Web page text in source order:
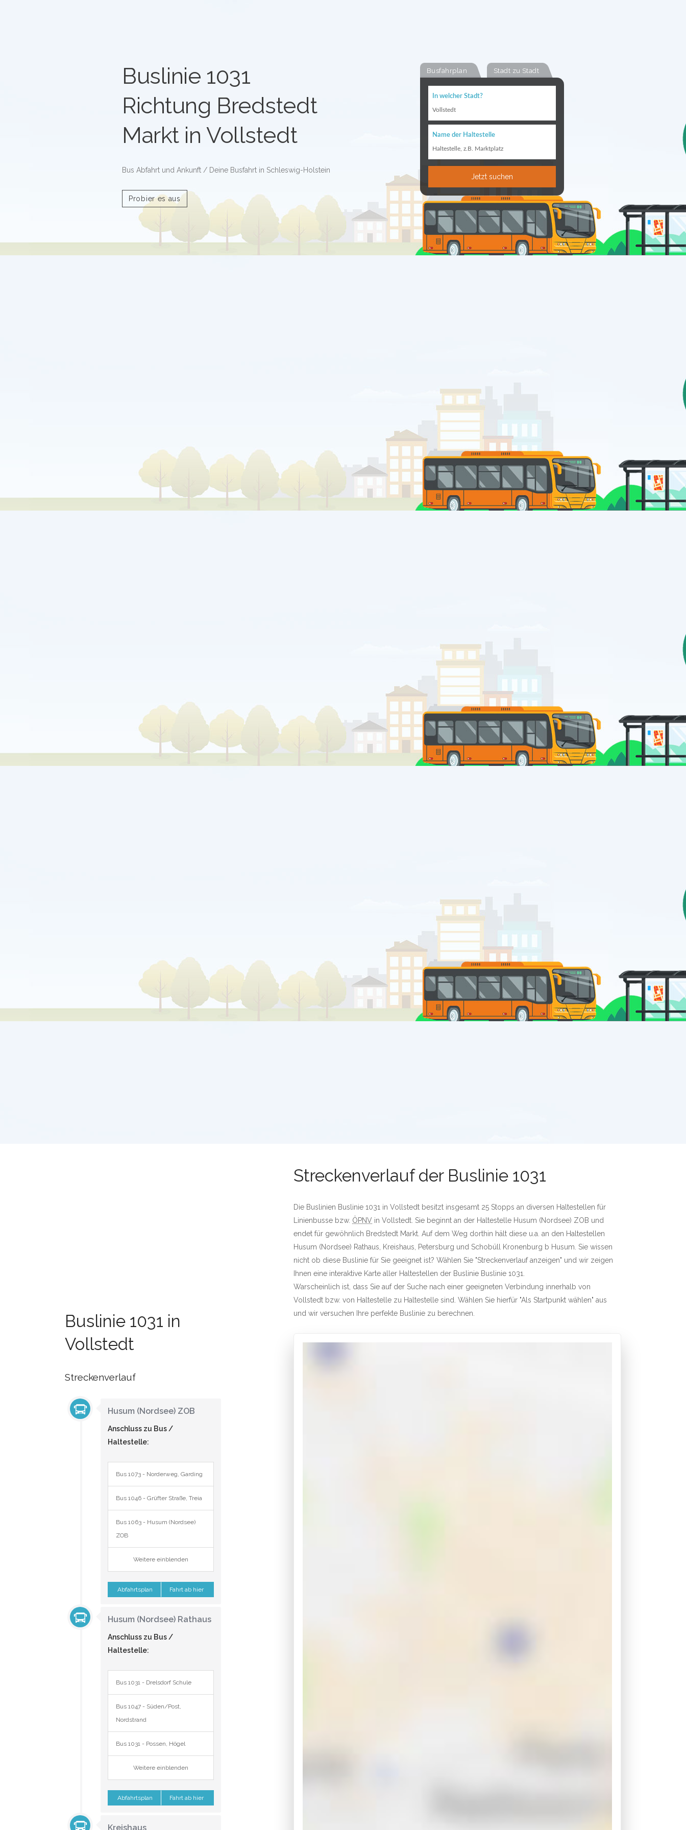
Busfahrplan Stadt zu Stadt
In welcher Stadt?
Vollstedt
Name der Haltestelle
Haltestelle, z.B. Marktplatz
Jetzt suchen
Buslinie 1031
Richtung Bredstedt
Markt in Vollstedt
Bus Abfahrt und Ankunft / Deine Busfahrt in Schleswig-Holstein
Probier es aus
Buslinie 1031 in
Vollstedt
Streckenverlauf
Husum (Nordsee) ZOB
Anschluss zu Bus /
Haltestelle:
Bus 1073 - Norderweg, Garding
Bus 1046 - Grüfter Straße, Treia
Bus 1063 - Husum (Nordsee)
ZOB
Weitere einblenden
Abfahrtsplan Fahrt ab hier
Husum (Nordsee) Rathaus
Anschluss zu Bus /
Haltestelle:
Bus 1031 - Drelsdorf Schule
Bus 1047 - Süden/Post,
Nordstrand
Bus 1031 - Possen, Högel
Weitere einblenden
Abfahrtsplan Fahrt ab hier
Kreishaus
Streckenverlauf der Buslinie 1031
Die Buslinien Buslinie 1031 in Vollstedt besitzt insgesamt 25 Stopps an diversen Haltestellen für
Linienbusse bzw. ÖPNV in Vollstedt. Sie beginnt an der Haltestelle Husum (Nordsee) ZOB und
endet für gewöhnlich Bredstedt Markt. Auf dem Weg dorthin hält diese u.a. an den Haltestellen
Husum (Nordsee) Rathaus, Kreishaus, Petersburg und Schobüll Kronenburg b Husum. Sie wissen
nicht ob diese Buslinie für Sie geeignet ist? Wählen Sie "Streckenverlauf anzeigen" und wir zeigen
Ihnen eine interaktive Karte aller Haltestellen der Buslinie Buslinie 1031.
Warscheinlich ist, dass Sie auf der Suche nach einer geeigneten Verbindung innerhalb von
Vollstedt bzw. von Haltestelle zu Haltestelle sind. Wählen Sie hierfür "Als Startpunkt wählen" aus
und wir versuchen Ihre perfekte Buslinie zu berechnen.